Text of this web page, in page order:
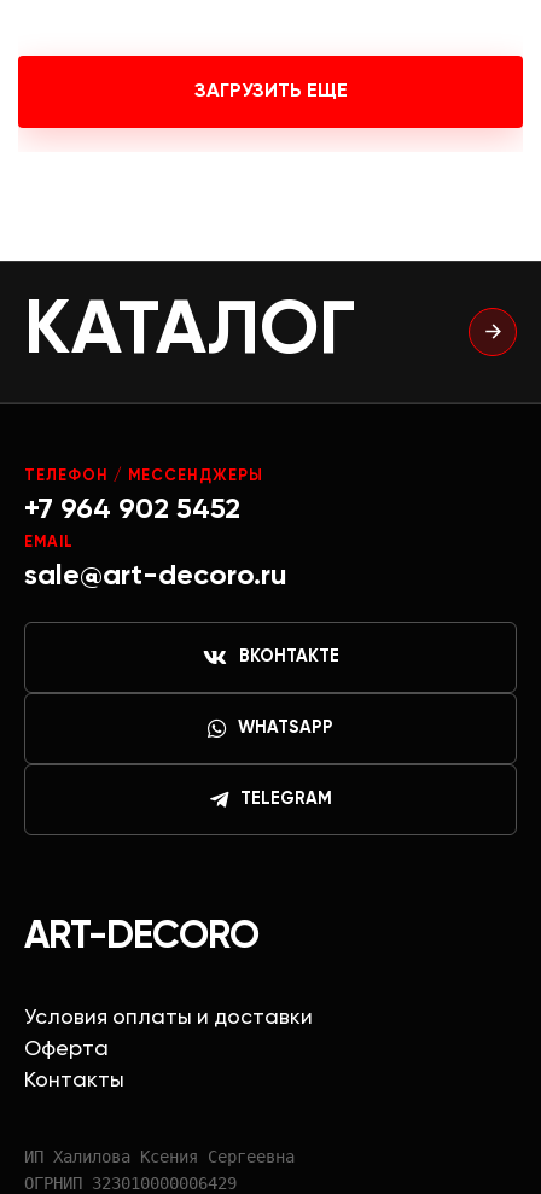
ЗАГРУЗИТЬ ЕЩЕ
КАТАЛОГ
ART-DECORO
Условия оплаты и доставки
Оферта
Контакты
ИП Халилова Ксения Сергеевна
ОГРНИП 323010000006429
ТЕЛЕФОН / МЕССЕНДЖЕРЫ
+7 964 902 5452
EMAIL
sale@art-decoro.ru
ВКОНТАКТЕ
WHATSAPP
TELEGRAM